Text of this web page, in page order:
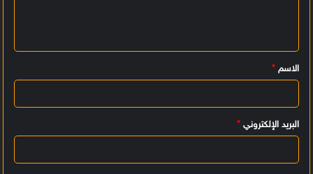
ي
ق
الاسم *
البريد الإلكتروني *